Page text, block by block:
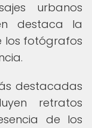
urbanos
destaca la
los fotógrafos
destacadas
retratos
de los